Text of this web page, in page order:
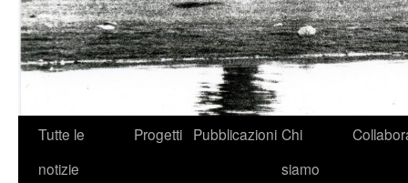
Tutte le
notizie
Progetti Pubblicazioni Chi
siamo